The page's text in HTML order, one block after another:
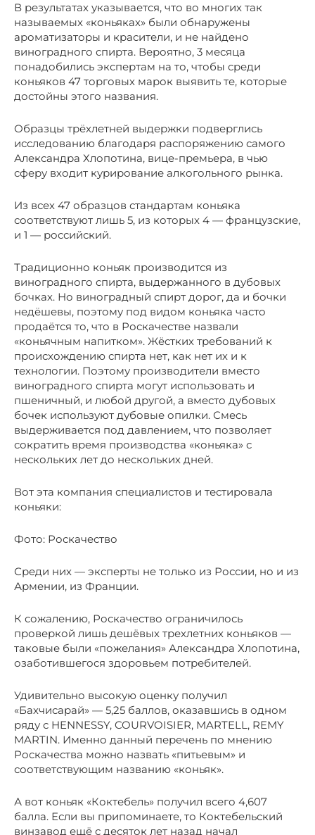
В результатах указывается, что во многих так
называемых «коньяках» были обнаружены
ароматизаторы и красители, и не найдено
виноградного спирта. Вероятно, 3 месяца
понадобились экспертам на то, чтобы среди
коньяков 47 торговых марок выявить те, которые
достойны этого названия.
Образцы трёхлетней выдержки подверглись
исследованию благодаря распоряжению самого
Александра Хлопотина, вице-премьера, в чью
сферу входит курирование алкогольного рынка.
Из всех 47 образцов стандартам коньяка
соответствуют лишь 5, из которых 4 — французские,
и 1 — российский.
Традиционно коньяк производится из
виноградного спирта, выдержанного в дубовых
бочках. Но виноградный спирт дорог, да и бочки
недёшевы, поэтому под видом коньяка часто
продаётся то, что в Роскачестве назвали
«коньячным напитком». Жёстких требований к
происхождению спирта нет, как нет их и к
технологии. Поэтому производители вместо
виноградного спирта могут использовать и
пшеничный, и любой другой, а вместо дубовых
бочек используют дубовые опилки. Смесь
выдерживается под давлением, что позволяет
сократить время производства «коньяка» с
нескольких лет до нескольких дней.
Вот эта компания специалистов и тестировала
коньяки:
Фото: Роскачество
Среди них — эксперты не только из России, но и из
Армении, из Франции.
К сожалению, Роскачество ограничилось
проверкой лишь дешёвых трехлетних коньяков —
таковые были «пожелания» Александра Хлопотина,
озаботившегося здоровьем потребителей.
Удивительно высокую оценку получил
«Бахчисарай» — 5,25 баллов, оказавшись в одном
ряду с HENNESSY, COURVOISIER, MARTELL, REMY
MARTIN. Именно данный перечень по мнению
Роскачества можно назвать «питьевым» и
соответствующим названию «коньяк».
А вот коньяк «Коктебель» получил всего 4,607
балла. Если вы припоминаете, то Коктебельский
винзавод ещё с десяток лет назад начал